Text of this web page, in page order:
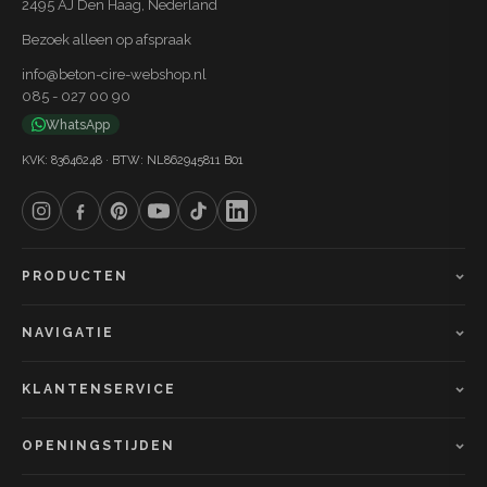
nodig. Zo profiteer je van duurzaamheid, waterdichtheid
en een natuurlijke betonlook zonder kunststofeffect. Het
resultaat is een tijdloze afwerking met een zachte,
organische uitstraling die lang meegaat.
2495 AJ Den Haag, Nederland
Bezoek alleen op afspraak
info@beton-cire-webshop.nl
085 - 027 00 90
WhatsApp
KVK: 83646248 · BTW: NL862945811 B01
PRODUCTEN
NAVIGATIE
KLANTENSERVICE
OPENINGSTIJDEN